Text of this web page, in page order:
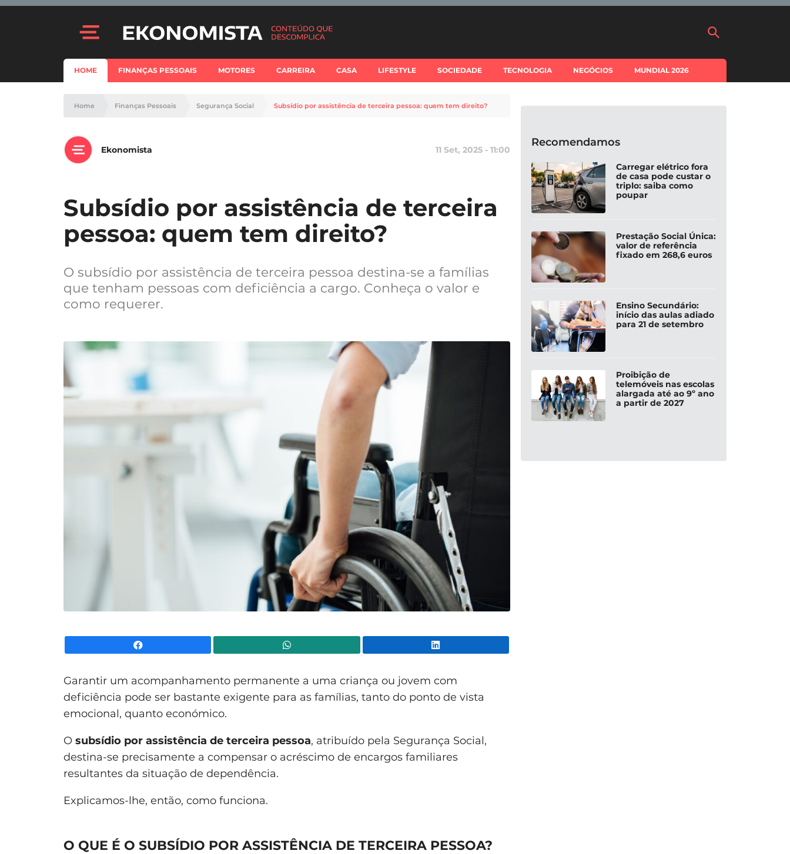
HOME FINANÇAS PESSOAIS MOTORES CARREIRA CASA LIFESTYLE SOCIEDADE TECNOLOGIA NEGÓCIOS MUNDIAL 2026
Home Finanças Pessoais Segurança Social Subsídio por assistência de terceira pessoa: quem tem direito?
Ekonomista 11 Set, 2025 - 11:00
Subsídio por assistência de terceira
pessoa: quem tem direito?
O subsídio por assistência de terceira pessoa destina-se a famílias
que tenham pessoas com deficiência a cargo. Conheça o valor e
como requerer.
Garantir um acompanhamento permanente a uma criança ou jovem com
deficiência pode ser bastante exigente para as famílias, tanto do ponto de vista
emocional, quanto económico.
O subsídio por assistência de terceira pessoa, atribuído pela Segurança Social,
destina-se precisamente a compensar o acréscimo de encargos familiares
resultantes da situação de dependência.
Explicamos-lhe, então, como funciona.
O QUE É O SUBSÍDIO POR ASSISTÊNCIA DE TERCEIRA PESSOA?
Recomendamos
Carregar elétrico fora
de casa pode custar o
triplo: saiba como
poupar
Prestação Social Única:
valor de referência
fixado em 268,6 euros
Ensino Secundário:
início das aulas adiado
para 21 de setembro
Proibição de
telemóveis nas escolas
alargada até ao 9º ano
a partir de 2027